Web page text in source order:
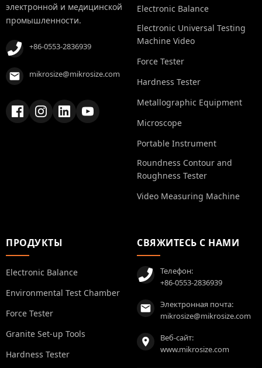
электронной и медицинской
промышленности.
+86-0553-2836939
mikrosize@mikrosize.com
Electronic Balance
Electronic Universal Testing
Machine Video
Force Tester
Hardness Tester
Metallographic Equipment
Microscope
Portable Instrument
Roundness Contour and
Roughness Tester
Video Measuring Machine
ПРОДУКТЫ
Electronic Balance
Environmental Test Chamber
Force Tester
Granite Set-up Tools
Hardness Tester
СВЯЖИТЕСЬ С НАМИ
Телефон:
+86-0553-2836939
Электронная почта:
mikrosize@mikrosize.com
Веб-сайт:
www.mikrosize.com